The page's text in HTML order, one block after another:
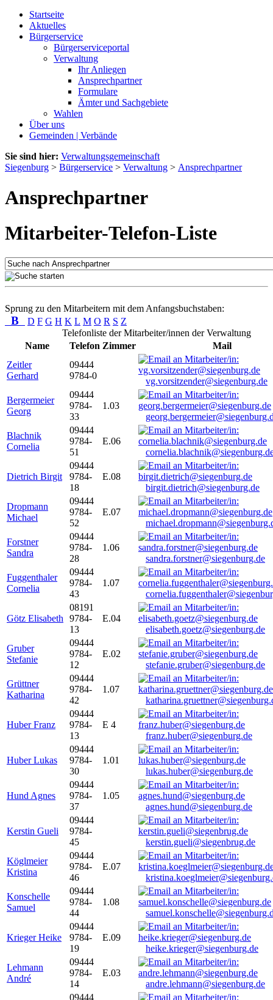
Startseite
Aktuelles
Bürgerservice
Bürgerserviceportal
Verwaltung
Ihr Anliegen
Ansprechpartner
Formulare
Ämter und Sachgebiete
Wahlen
Über uns
Gemeinden | Verbände
Sie sind hier: Verwaltungsgemeinschaft
Siegenburg > Bürgerservice > Verwaltung > Ansprechpartner
Ansprechpartner
Mitarbeiter-Telefon-Liste
Sprung zu den Mitarbeitern mit dem Anfangsbuchstaben:
B D F G H K L M O R S Z
Telefonliste der Mitarbeiter/innen der Verwaltung
Name
Telefon Zimmer
Mail
Zeitler
Gerhard
09444
9784-0
vg.vorsitzender@siegenburg.de
Bergermeier
Georg
09444
9784-
33
1.03
Blachnik
Cornelia
09444
9784-
51
E.06
Dietrich Birgit
09444
9784-
18
E.08
birgit.dietrich@siegenburg.de
Dropmann
Michael
09444
9784-
52
E.07
Forstner
Sandra
09444
9784-
28
1.06
sandra.forstner@siegenburg.de
Fuggenthaler
Cornelia
09444
9784-
43
1.07
Götz Elisabeth
08191
9784-
13
E.04
elisabeth.goetz@siegenburg.de
Gruber
Stefanie
09444
9784-
12
E.02
stefanie.gruber@siegenburg.de
Grüttner
Katharina
09444
9784-
42
1.07
Huber Franz
09444
9784-
13
E 4
franz.huber@siegenburg.de
Huber Lukas
09444
9784-
30
1.01
lukas.huber@siegenburg.de
Hund Agnes
09444
9784-
37
1.05
agnes.hund@siegenburg.de
Kerstin Gueli
09444
9784-
45
kerstin.gueli@siegenbrug.de
Köglmeier
Kristina
09444
9784-
46
E.07
Konschelle
Samuel
09444
9784-
44
1.08
Krieger Heike
09444
9784-
19
E.09
heike.krieger@siegenburg.de
Lehmann
André
09444
9784-
14
E.03
andre.lehmann@siegenburg.de
09444